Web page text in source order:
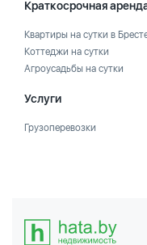
Краткосрочная
Квартиры на сутки в
Коттеджи на сутки
Агроусадьбы на сутки
Услуги
Грузоперевозки